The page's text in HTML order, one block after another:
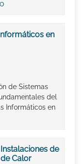
en
de Sistemas
del
Informáticos en
de
Calor